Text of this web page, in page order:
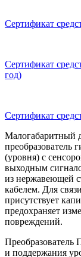
Сертификат
Сертификат
год)
Сертификат
Малогабаритный
преобразователь
(уровня) с
выходным
из нержавеющей
кабелем. Для
присутствует
предохраняет
повреждений.
Преобразователь
и поддержания